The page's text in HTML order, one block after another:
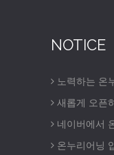
NOTICE
노력하는 온
새롭게 오픈
네이버에서
온누리어닝